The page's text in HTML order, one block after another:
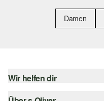
Damen
Wir helfen dir